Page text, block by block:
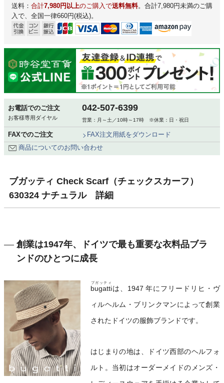
送料： 合計7,980円以上のご購入で送料無料。合計7,980円未満のご購
入で、全国一律660円(税込)。
お電話でのご注文
お客様専用ダイヤル
042-507-6399
営業：月～土／10時～17時 ※休業：日・祝日
FAXでのご注文
FAX注文用紙をダウンロード
商品についてのお問い合わせ
ブガッティ Check Scarf（チェックスカーフ）
630324 ナチュラル 詳細
創業は1947年、ドイツで最も重要な衣料品ブラ
ンドのひとつに成長
bugatti
ブガッティ
は、1947 年にフリードリヒ・ヴ
ィルヘルム・ブリンクマンによって創業
されたドイツの服飾ブランドです。
はじまりの地は、ドイツ西部のヘルフォ
ルト。当初はオーダーメイドのメンズ・